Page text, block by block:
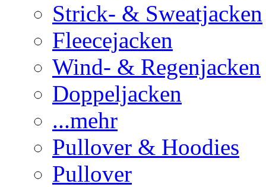
Strick- & Sweatjacken
Fleecejacken
Wind- & Regenjacken
Doppeljacken
...mehr
Pullover & Hoodies
Pullover